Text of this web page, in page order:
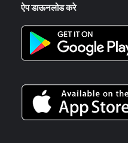
ऐप डाऊनलोड करे